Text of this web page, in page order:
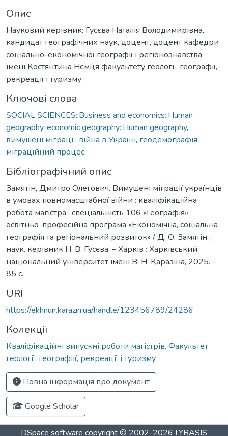
Опис
Науковий керівник: Гусєва Наталія Володимирівна,
кандидат географічних наук, доцент, доцент кафедри
соціально-економічної географії і регіонознавства
імені Костянтина Нємця факультету геології, географії,
рекреації і туризму.
Ключові слова
SOCIAL SCIENCES::Business and economics::Human
geography, economic geography::Human geography,
вимушені міграції, війна в Україні, геодемографія,
міграційний процес
Бібліографічний опис
Замятін, Дмитро Олегович. Вимушені міграції українців
в умовах повномасштабної війни : кваліфікаційна
робота магістра : спеціальність 106 «Географія» :
освітньо-професійна програма «Економічна, соціальна
географія та регіональний розвиток» / Д. О. Замятін ;
наук. керівник Н. В. Гусєва. – Харків : Харківський
національний університет імені В. Н. Каразіна, 2025. –
85 с.
URI
https://ekhnuir.karazin.ua/handle/123456789/24286
Колекції
Кваліфікаційні випускні роботи магістрів. Факультет
геології, географіії, рекреації і туризму
Повна інформація про документ
Google Scholar
DSpace software copyright © 2002-2026 LYRASIS